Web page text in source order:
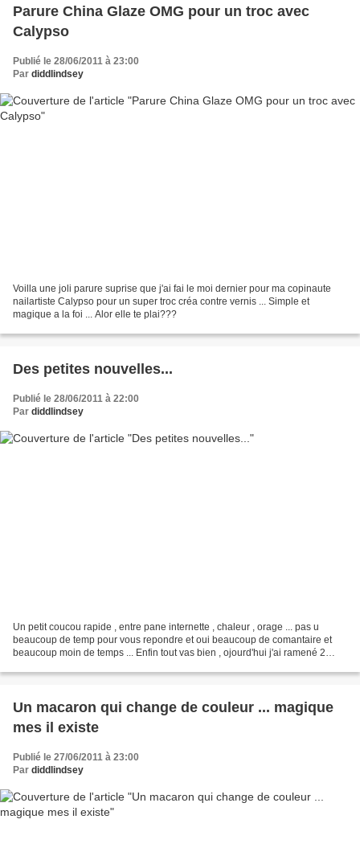
Parure China Glaze OMG pour un troc avec
Calypso
Publié le 28/06/2011 à 23:00
Par diddlindsey
Voilla une joli parure suprise que j'ai fai le moi dernier pour ma copinaute
nailartiste Calypso pour un super troc créa contre vernis ... Simple et
magique a la foi ... Alor elle te plai???
Des petites nouvelles...
Publié le 28/06/2011 à 22:00
Par diddlindsey
Un petit coucou rapide , entre pane internette , chaleur , orage ... pas u
beaucoup de temp pour vous repondre et oui beaucoup de comantaire et
beaucoup moin de temps ... Enfin tout vas bien , ojourd'hui j'ai ramené 2
Un macaron qui change de couleur ... magique
mes il existe
Publié le 27/06/2011 à 23:00
Par diddlindsey